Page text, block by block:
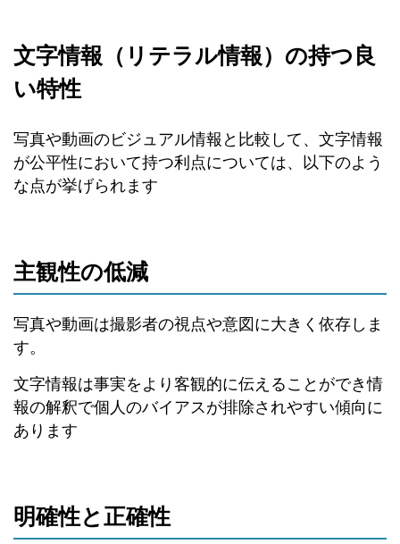
文字情報（リテラル情報）の持つ良
い特性
写真や動画のビジュアル情報と比較して、文字情報
が公平性において持つ利点については、以下のよう
な点が挙げられます
主観性の低減
写真や動画は撮影者の視点や意図に大きく依存しま
す。
文字情報は事実をより客観的に伝えることができ情
報の解釈で個人のバイアスが排除されやすい傾向に
あります
明確性と正確性